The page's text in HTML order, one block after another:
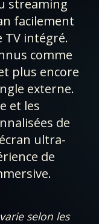
streaming
facilement
TV intégré.
comme
plus encore
externe.
et les
de
ultra-
de
selon les